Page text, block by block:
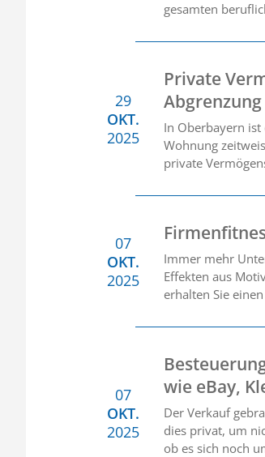
gesamten
29
OKT.
2025
Private
In Oberbayern
Wohnung
private
07
OKT.
2025
Immer mehr
Effekten aus
erhalten Sie
07
OKT.
2025
wie eBay,
Der Verkauf
dies privat, um
ob es sich noch